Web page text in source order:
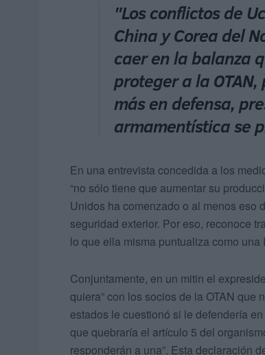
"Los conflictos de
China y Corea del
caer en la balanza
proteger a la
más en defensa,
armamentística se
En una entrevista concedida a los
“no sólo tiene que aumentar su
Unidos ha comenzado o al menos eso
seguridad exterior. Por eso, reconoce
lo que ella misma puntualiza como una
Conjuntamente, en un mitin el
quiera” con los socios de la OTAN que
estados le cuestionó si le defendería
que quebraría el artículo 5 del
responderán a una”. Esta declaración